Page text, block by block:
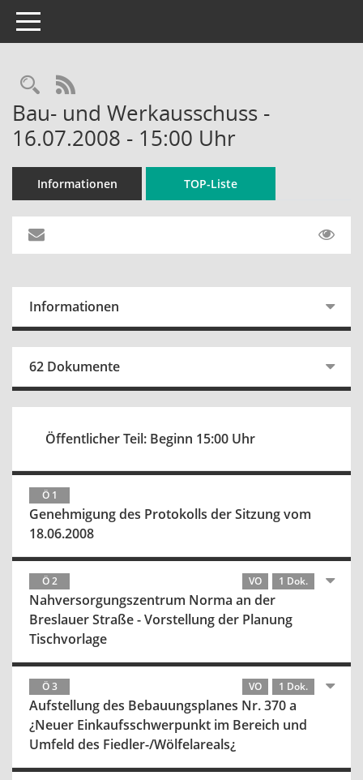
Toggle navigation
Rechercheauswahl
RSS-Feed
Bau- und Werkausschuss -
16.07.2008 - 15:00 Uhr
Informationen TOP-Liste
Informationen
62 Dokumente
Öffentlicher Teil: Beginn 15:00 Uhr
Ö 1
Genehmigung des Protokolls der Sitzung vom
18.06.2008
Ö 2 VO 1 Dok.
Nahversorgungszentrum Norma an der
Breslauer Straße - Vorstellung der Planung
Tischvorlage
Ö 3 VO 1 Dok.
Aufstellung des Bebauungsplanes Nr. 370 a
¿Neuer Einkaufsschwerpunkt im Bereich und
Umfeld des Fiedler-/Wölfelareals¿